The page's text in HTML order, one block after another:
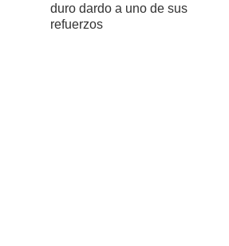
duro dardo a uno de sus
refuerzos